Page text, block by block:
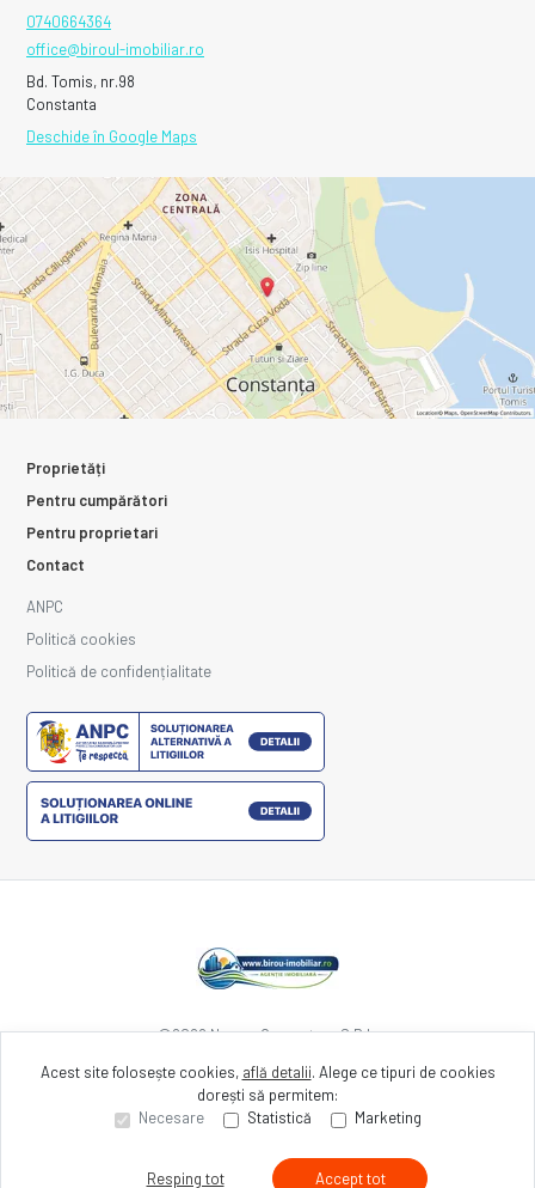
0740664364
office@biroul-imobiliar.ro
Bd. Tomis, nr.98
Constanta
Deschide în Google Maps
Proprietăți
Pentru cumpărători
Pentru proprietari
Contact
ANPC
Politică cookies
Politică de confidențialitate
©2026Nexum Computers S.R.L.
Site creat în
Acest site folosește cookies, află detalii. Alege ce tipuri de cookies
dorești să permitem:
Necesare
Statistică Marketing
Resping tot Accept tot